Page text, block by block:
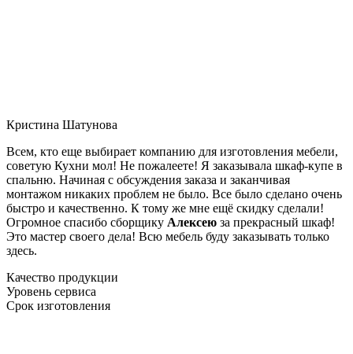
Кристина Шатунова
Всем, кто еще выбирает компанию для изготовления мебели,
советую Кухни мол! Не пожалеете! Я заказывала шкаф-купе в
спальню. Начиная с обсуждения заказа и заканчивая
монтажом никаких проблем не было. Все было сделано очень
быстро и качественно. К тому же мне ещё скидку сделали!
Огромное спасибо сборщику Алексею за прекрасный шкаф!
Это мастер своего дела! Всю мебель буду заказывать только
здесь.
Качество продукции
Уровень сервиса
Срок изготовления